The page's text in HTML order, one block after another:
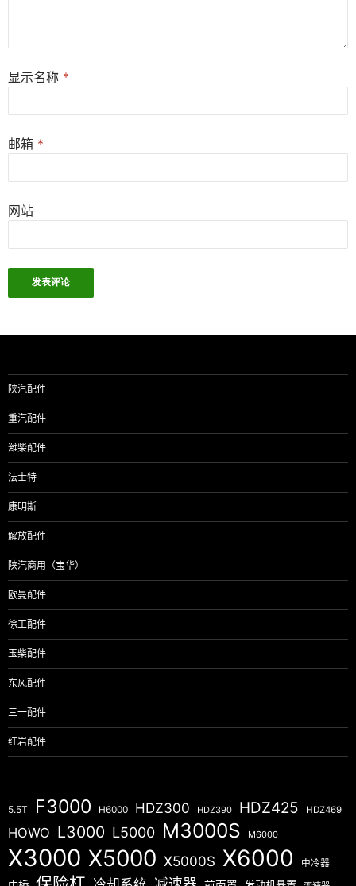
显示名称 *
邮箱 *
网站
陕汽配件
重汽配件
潍柴配件
法士特
康明斯
解放配件
陕汽商用（宝华）
欧曼配件
徐工配件
玉柴配件
东风配件
三一配件
红岩配件
5.5T F3000 H6000 HDZ300 HDZ390 HDZ425 HDZ469
HOWO L3000 L5000 M3000S M6000
X3000 X5000 X5000S X6000 中冷器